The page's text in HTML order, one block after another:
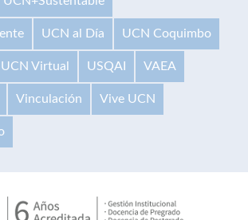
UCN al Día UCN Coquimbo
UCN Virtual USQAI VAEA
Vinculación Vive UCN